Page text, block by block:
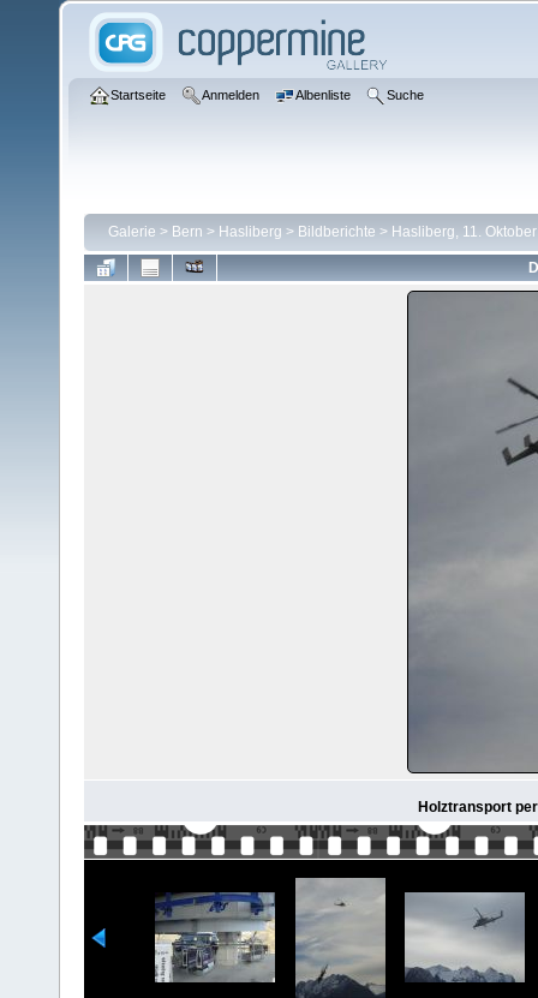
Startseite Anmelden Albenliste Suche
Galerie > Bern > Hasliberg > Bildberichte > Hasliberg, 11.
Holztransport